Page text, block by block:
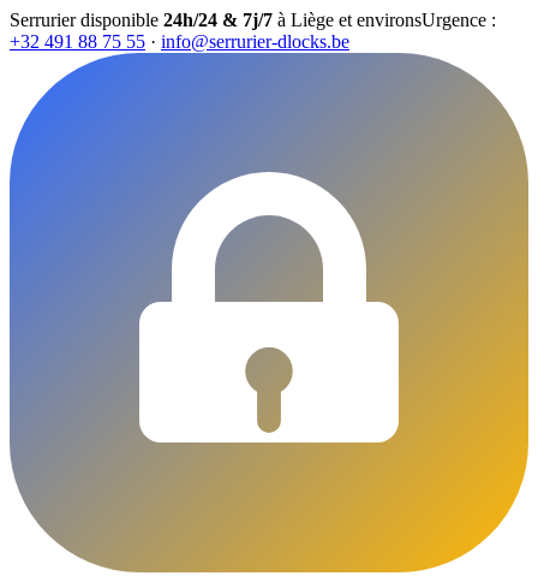
Serrurier disponible 24h/24 & 7j/7 à Liège et environsUrgence :
+32 491 88 75 55 · info@serrurier-dlocks.be